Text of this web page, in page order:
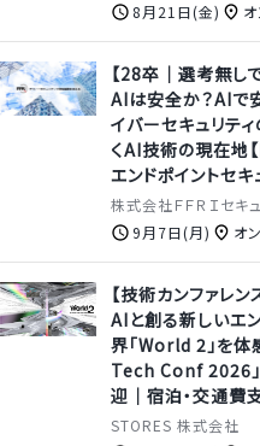
8月21日(金)
【28卒｜選考無し
AIは安全か？AIで
イバーセキュリテ
くAI技術の現在地
エンドポイントセキ
株式会社ＦＦＲＩセキ
9月7日(月)
オ
【技術カンファレ
AIと創る新しいエ
界「World 2」を体
Tech Conf 2026
迎｜宿泊・交通
STORES 株式会社